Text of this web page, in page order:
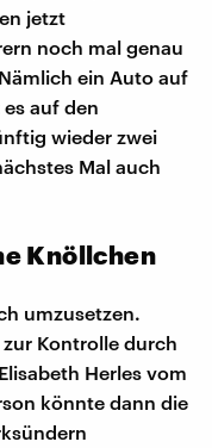
jetzt
noch mal genau
ein Auto auf
auf den
wieder zwei
Mal auch
Knöllchen
umzusetzen.
Kontrolle durch
Herles vom
könnte dann die